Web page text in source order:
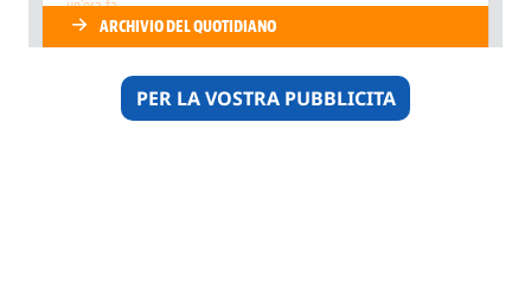
PER LA VOSTRA PUBBLICITA